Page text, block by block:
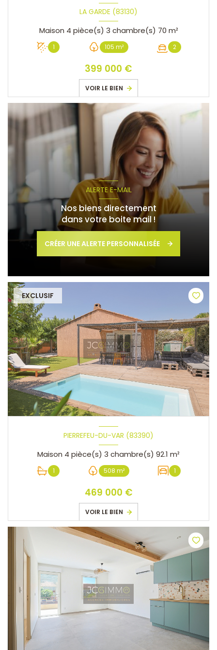
LA GARDE (83130)
Maison 4 pièce(s) 3 chambre(s) 70 m²
1 105 m² 2
399 000 €
VOIR LE BIEN
ALERTE E-MAIL
Nos biens directement
dans votre boite mail !
CRÉER UNE ALERTE PERSONNALISÉE
EXCLUSIF
PIERREFEU-DU-VAR (83390)
Maison 4 pièce(s) 3 chambre(s) 92.1 m²
1 508 m² 1
469 000 €
VOIR LE BIEN